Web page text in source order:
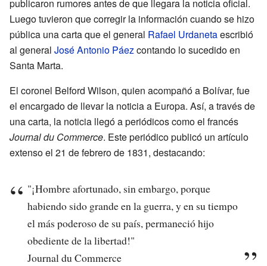
publicaron rumores antes de que llegara la noticia oficial.
Luego tuvieron que corregir la información cuando se hizo
pública una carta que el general Rafael Urdanetaescribió
al general José Antonio Páezcontando lo sucedido en
Santa Marta.
El coronel Belford Wilson, quien acompañó a Bolívar, fue
el encargado de llevar la noticia a Europa. Así, a través de
una carta, la noticia llegó a periódicos como el francés
Journal du Commerce. Este periódico publicó un artículo
extenso el 21 de febrero de 1831, destacando:
"¡Hombre afortunado, sin embargo, porque
habiendo sido grande en la guerra, y en su tiempo
el más poderoso de su país, permaneció hijo
obediente de la libertad!"
Journal du Commerce